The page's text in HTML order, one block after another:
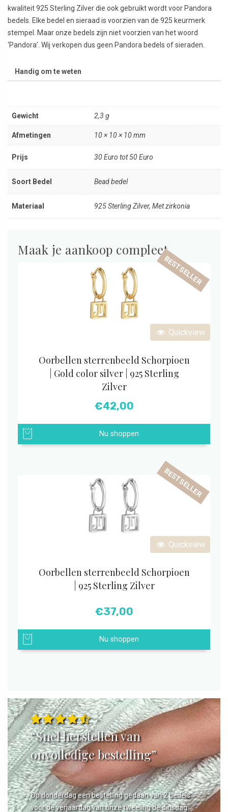
kwaliteit 925 Sterling Zilver die ook gebruikt wordt voor Pandora
bedels. Elke bedel en sieraad is voorzien van de 925 keurmerk
stempel. Maar onze bedels zijn niet voorzien van het woord
‘Pandora’. Wij verkopen dus geen Pandora bedels of sieraden.
Handig om te weten
Gewicht 2,3 g
Afmetingen 10 × 10 × 10 mm
Prijs 30 Euro tot 50 Euro
Soort Bedel Bead bedel
Materiaal 925 Sterling Zilver, Met zirkonia
Maak je aankoop compleet
Quickview
BESTSELLER
Oorbellen sterrenbeeld Schorpioen
| Gold color silver | 925 Sterling
Zilver
€42,00
Nu shoppen
Quickview
BESTSELLER
Oorbellen sterrenbeeld Schorpioen
| 925 Sterling Zilver
€37,00
Nu shoppen
“Snel herstellen van
onvolledige bestelling”
Op donderdag een bestelling gedaan van 2 bedels
voor de verjaardag van onze tweeling de dinsdag